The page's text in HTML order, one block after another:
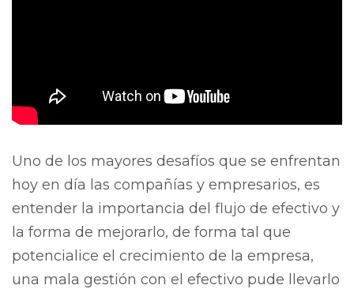
Uno de los mayores desafíos que se enfrentan
hoy en día las compañías y empresarios, es
entender la importancia del flujo de efectivo y
la forma de mejorarlo, de forma tal que
potencialice el crecimiento de la empresa,
una mala gestión con el efectivo pude llevarlo